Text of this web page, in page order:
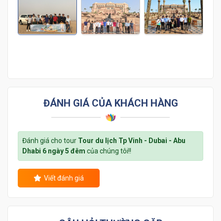
ĐÁNH GIÁ CỦA KHÁCH HÀNG
Đánh giá cho tour Tour du lịch Tp Vinh - Dubai - Abu
Dhabi 6 ngày 5 đêm của chúng tôi!!
Viết đánh giá